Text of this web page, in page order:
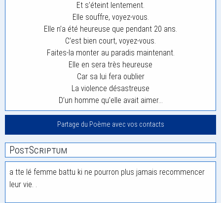
Et s’éteint lentement.
Elle souffre, voyez-vous.
Elle n’a été heureuse que pendant 20 ans.
C’est bien court, voyez-vous.
Faites-la monter au paradis maintenant.
Elle en sera très heureuse
Car sa lui fera oublier
La violence désastreuse
D’un homme qu’elle avait aimer…
Partage du Poème avec vos contacts
PostScriptum
a tte lé femme battu ki ne pourron plus jamais recommencer
leur vie. .